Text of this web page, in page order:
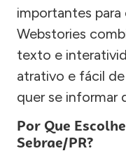
importantes para
Webstories
texto e
atrativo e fácil
quer se informar
Por Que
Sebrae/PR?